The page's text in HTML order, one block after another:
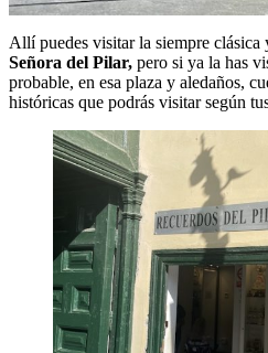
Allí puedes visitar la siempre clásica
Señora del Pilar, pero si ya la has
probable, en esa plaza y aledaños,
históricas que podrás visitar según